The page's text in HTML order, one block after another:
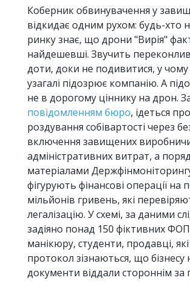
Коберник обвинувачення у
відкидає одним рухом: будь-хто
ринку знає, що дрони "Вирія"
найдешевші. Звучить
доти, доки не подивитися, у
узагалі підозрює компанію. А
не в дорогому ціннику на дрон.
повідомленням бюро, ідеться
роздування собівартості через
включення завищених
адміністративних витрат, а
матеріалами
фігурують фінансові операції на
мільйонів гривень, які
легалізацію. У схемі, за даними
задіяно понад 150 фіктивних
манікюру, студенти, продавці, які
протокол зізнаються, що бізнесу
документи віддали стороннім за